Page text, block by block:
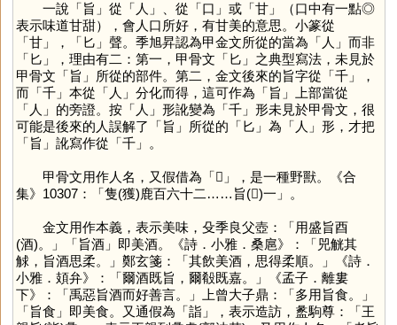
一說「旨 」從「人 」、從「口 」或「甘」（口中有一點◎
表示味道甘甜），會人口所好，有甘美的意思。小篆從
「甘」，「匕 」聲。季旭昇認為甲金文所從的當為「人 」而非
「匕 」，理由有二：第一，甲骨文「匕 」之典型寫法，未見於
甲骨文「旨 」所從的部件。第二，金文後來的旨字從「千」，
而「千」本從「人 」分化而得，這可作為「旨 」上部當從
「人 」的旁證。按「人 」形訛變為「千」形未見於甲骨文，很
可能是後來的人誤解了「旨 」所從的「匕 」為「人 」形，才把
「旨 」訛寫作從「千」。
甲骨文用作人名，又假借為「𪊨 」，是一種野獸。《合
集》10307：「隻(獲)鹿百六十二……旨(𪊨)一」。
金文用作本義，表示美味，殳季良父壺：「用盛旨酉
(酒)。」「旨酒」即美酒。《詩．小雅．桑扈》：「兕觥其
觩，旨酒思柔。」鄭玄箋：「其飲美酒，思得柔順。」《詩．
小雅．頍弁》：「爾酒既旨，爾殽既嘉。」《孟子．離婁
下》：「禹惡旨酒而好善言。」上曾大子鼎：「多用旨食。」
「旨食」即美食。又通假為「詣 」，表示造訪，盠駒尊：「王